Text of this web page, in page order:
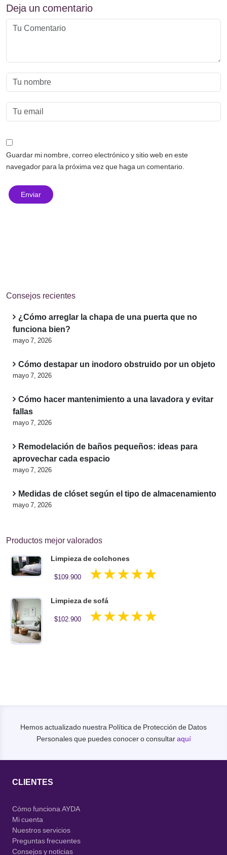
Deja un comentario
Guardar mi nombre, correo electrónico y sitio web en este
navegador para la próxima vez que haga un comentario.
Consejos recientes
¿Cómo arreglar la chapa de una puerta que no
funciona bien?
mayo 7, 2026
Cómo destapar un inodoro obstruido por un objeto
mayo 7, 2026
Cómo hacer mantenimiento a una lavadora y evitar
fallas
mayo 7, 2026
Remodelación de baños pequeños: ideas para
aprovechar cada espacio
mayo 7, 2026
Medidas de clóset según el tipo de almacenamiento
mayo 7, 2026
Productos mejor valorados
Limpieza de colchones
$109.900
Valorado en
5.00
Limpieza de sofá
$102.900
Valorado en
Hemos actualizado nuestra Política de Protección de Datos
Personales que puedes conocer o consultaraquí
CLIENTES
Cómo funciona AYDA
Mi cuenta
Nuestros servicios
Preguntas frecuentes
Consejos y noticias